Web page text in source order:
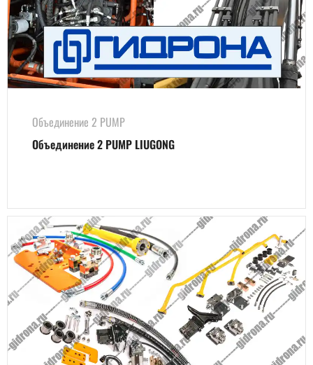
Объединение 2 PUMP
Объединение 2 PUMP LIUGONG